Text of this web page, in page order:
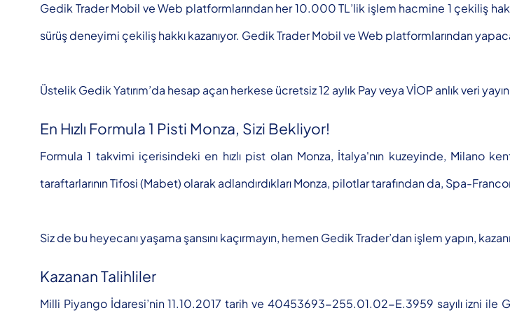
Gedik Trader Mobil ve Web platformlarından her 10.000 TL’lik işlem hacmine 1 çekiliş
sürüş deneyimi çekiliş hakkı kazanıyor. Gedik Trader Mobil ve Web platformlarından
Üstelik Gedik Yatırım’da hesap açan herkese ücretsiz 12 aylık Pay veya VİOP anlık veri
En Hızlı Formula 1 Pisti Monza, Sizi Bekliyor!
Formula 1 takvimi içerisindeki en hızlı pist olan Monza, İtalya'nın kuzeyinde, Milano
taraftarlarının Tifosi (Mabet) olarak adlandırdıkları Monza, pilotlar tarafından da, Spa-
Siz de bu heyecanı yaşama şansını kaçırmayın, hemen Gedik Trader’dan işlem yapın,
Kazanan Talihliler
Milli Piyango İdaresi’nin 11.10.2017 tarih ve 40453693-255.01.02-E.3959 sayılı izni ile